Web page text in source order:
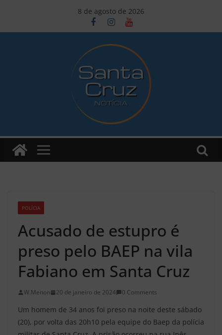
o
8 de agosto de 2026
POLÍCIA
Acusado de estupro é
preso pelo BAEP na vila
Fabiano em Santa Cruz
W.Menon 20 de janeiro de 2024 0 Comments
Um homem de 34 anos foi preso na noite deste sábado
(20), por volta das 20h10 pela equipe do Baep da polícia